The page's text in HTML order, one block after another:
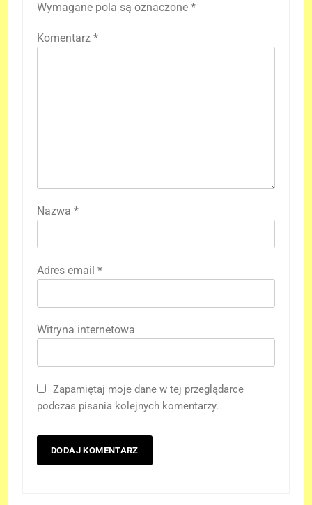
Wymagane pola są oznaczone *
Komentarz *
Nazwa *
Adres email *
Witryna internetowa
Zapamiętaj moje dane w tej przeglądarce
podczas pisania kolejnych komentarzy.